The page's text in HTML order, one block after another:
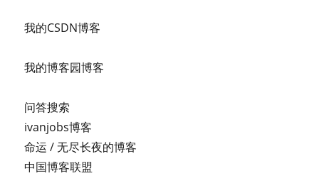
我的CSDN博客
我的博客园博客
问答搜索
ivanjobs博客
命运 / 无尽长夜的博客
中国博客联盟